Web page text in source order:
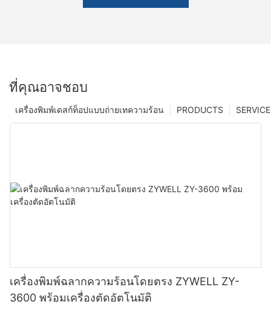
ที่คุณอาจชอบ
SERVICE
PRODUCTS
เครื่องพิมพ์เดสก์ท็อปแบบถ่ายเทความร้อน
เครื่องพิมพ์ฉลากความร้อนโดยตรง ZYWELL ZY-
3600 พร้อมเครื่องตัดอัตโนมัติ